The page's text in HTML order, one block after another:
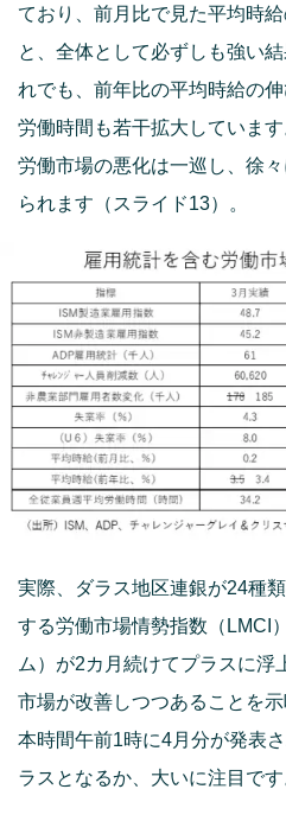
ており、前月比で見た平均時
と、全体として必ずしも強い
れでも、前年比の平均時給の
労働時間も若干拡大していま
労働市場の悪化は一巡し、徐
られます（スライド13）。
実際、ダラス地区連銀が24種
する労働市場情勢指数（LMCI
ム）が2カ月続けてプラスに浮
市場が改善しつつあることを
本時間午前1時に4月分が発表
ラスとなるか、大いに注目です